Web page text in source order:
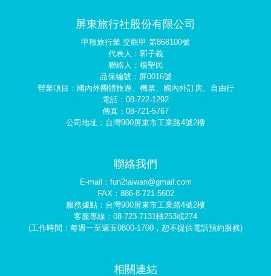
屏東旅行社股份有限公司
甲種旅行業 交觀甲 第868100號
代表人：郭子義
聯絡人：楊聖民
品保編號：屏0016號
營業項目：國內外團體旅遊、機票、國內外訂房、自由行
電話：08-722-1292
傳真：08-721-5767
公司地址：台灣900屏東市工業路4號2樓
聯絡我們
E-mail：fun2taiwan@gmail.com
FAX：886-8-721-5602
服務據點：台灣900屏東市工業路4號2樓
客服專線：08-723-7131轉253或274
(工作時間：每週一至週五0800-1700，恕不提供電話預約服務)
相關連結